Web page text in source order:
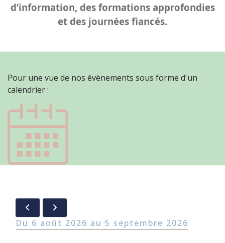
d’information, des formations approfondies
et des journées fiancés.
Pour une vue de nos évènements sous forme d'un
calendrier :
6 août 2026 5 septembre 2026